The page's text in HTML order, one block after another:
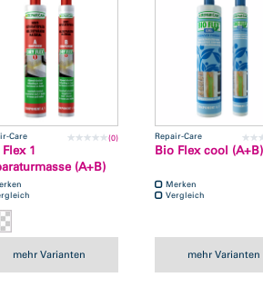
Care (0)
Flex 1
(A+B)
mehr Varianten
Repair-Care
Bio Flex cool (A+B)
Merken
Vergleich
mehr Varianten